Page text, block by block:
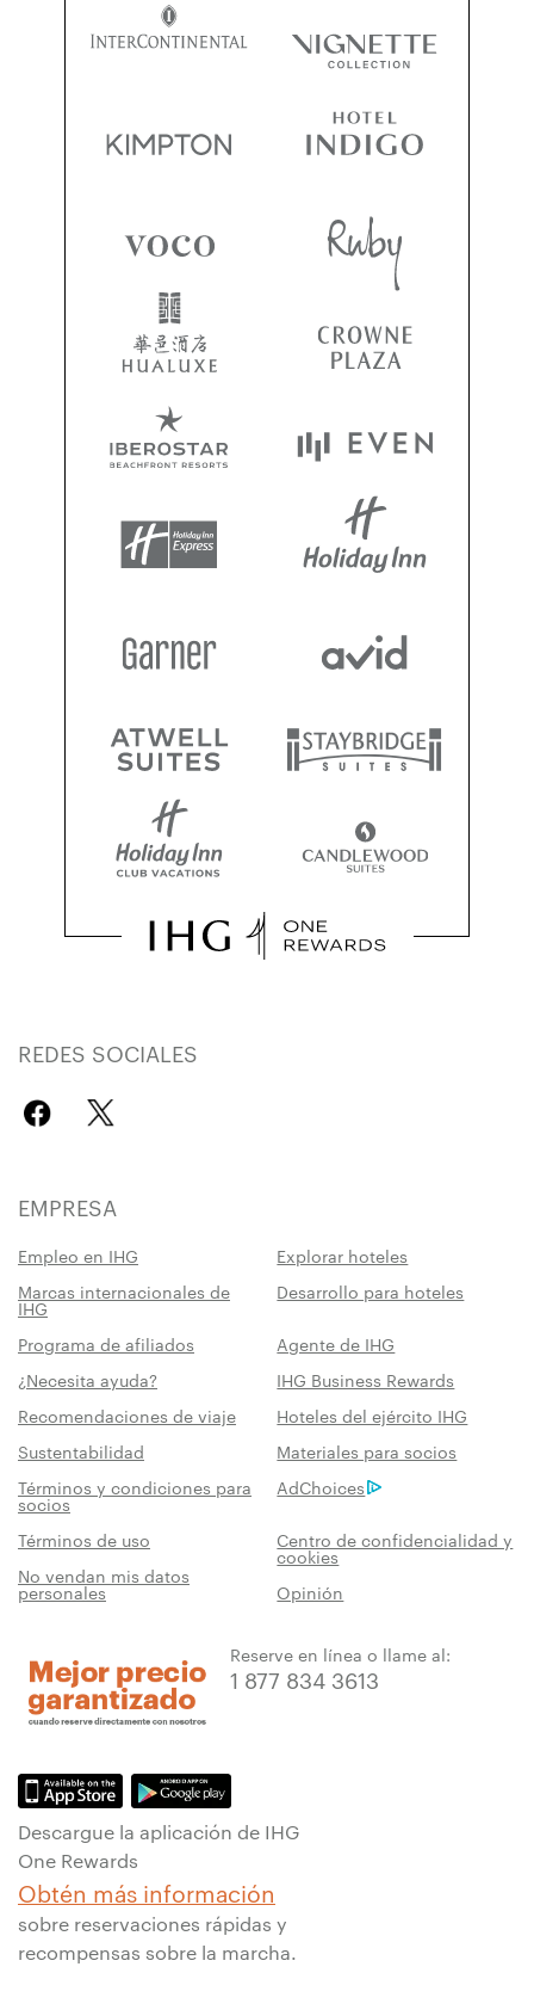
REDES SOCIALES
EMPRESA
Empleo en IHG
Explorar hoteles
Marcas internacionales de
IHG
Desarrollo para hoteles
Programa de afiliados
Agente de IHG
¿Necesita ayuda?
IHG Business Rewards
Recomendaciones de viaje
Hoteles del ejército IHG
Sustentabilidad
Materiales para socios
Términos y condiciones para
socios
AdChoices
Términos de uso Centro de confidencialidad y
cookies
No vendan mis datos
personales Opinión
Reserve en línea o llame al:
1 877 834 3613
Descargue la aplicación de IHG
One Rewards
Obtén más información
sobre reservaciones rápidas y
recompensas sobre la marcha.